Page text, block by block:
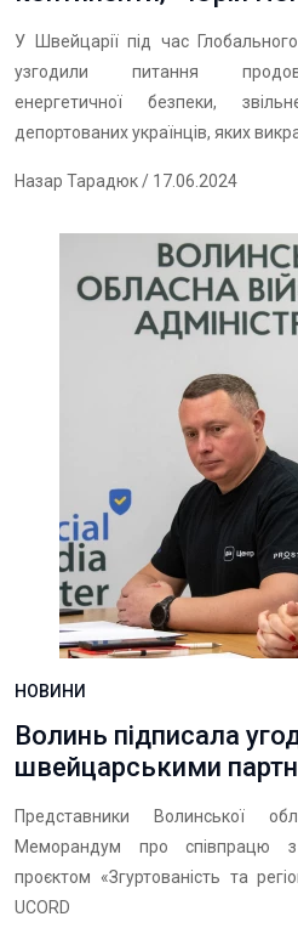
У Швейцарії під час
узгодили питання
енергетичної безпеки,
депортованих українців, яких
Назар Тарадюк/ 17.06.2024
НОВИНИ
Волинь підписала
швейцарськими
Представники Волинської
Меморандум про співпрацю з
проєктом «Згуртованість та
UCORD